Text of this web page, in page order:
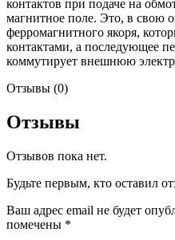
контактов при подаче на
магнитное поле. Это, в свою
ферромагнитного якоря,
контактами, а последующее
коммутирует внешнюю
Отзывы (0)
Отзывы
Отзывов пока нет.
Будьте первым, кто оставил
Ваш адрес email не будет
помечены *